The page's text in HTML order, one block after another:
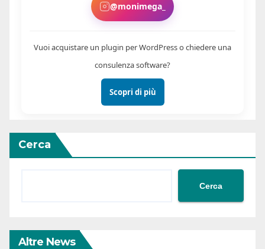
Cerca
Cerca
Altre News
@monimega_
Vuoi acquistare un plugin per WordPress o chiedere una
consulenza software?
Scopri di più